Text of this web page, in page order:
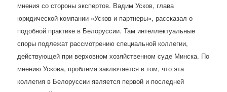
мнения со стороны экспертов. Вадим Усков, глава
юридической компании «Усков и партнеры», рассказал о
подобной практике в Белоруссии. Там интеллектуальные
споры подлежат рассмотрению специальной коллегии,
действующей при верховном хозяйственном суде Минска. По
мнению Ускова, проблема заключается в том, что эта
коллегия в Белоруссии является первой и последней